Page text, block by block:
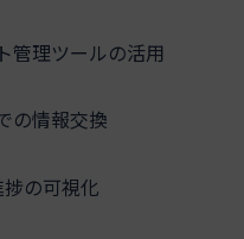
管理ツールの活用
の情報交換
の可視化